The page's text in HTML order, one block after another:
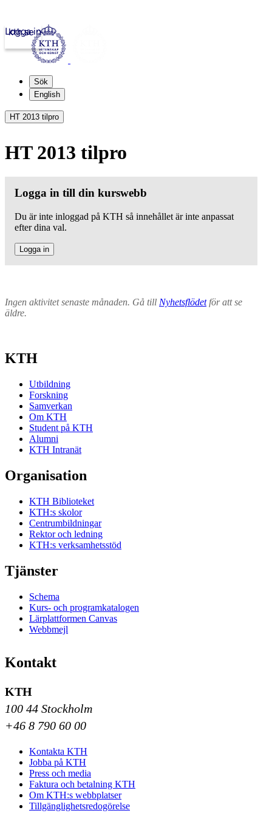
kth.se
Logga in
Sök
English
HT 2013 tilpro
HT 2013 tilpro
Logga in till din kurswebb
Du är inte inloggad på KTH så innehållet är inte anpassat
efter dina val.
Logga in
Ingen aktivitet senaste månaden. Gå till Nyhetsflödetför att se
äldre.
KTH
Utbildning
Forskning
Samverkan
Om KTH
Student på KTH
Alumni
KTH Intranät
Organisation
KTH Biblioteket
KTH:s skolor
Centrumbildningar
Rektor och ledning
KTH:s verksamhetsstöd
Tjänster
Schema
Kurs- och programkatalogen
Lärplattformen Canvas
Webbmejl
Kontakt
KTH
100 44 Stockholm
+46 8 790 60 00
Kontakta KTH
Jobba på KTH
Press och media
Faktura och betalning KTH
Om KTH:s webbplatser
Tillgänglighetsredogörelse